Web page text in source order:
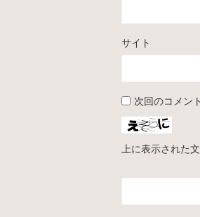
サイト
次回のコメン
上に表示された